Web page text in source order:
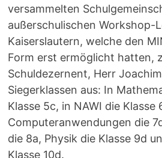
versammelten
außerschulischen Workshop-
Kaiserslautern, welche den
Form erst ermöglicht hatten,
Schuldezernent, Herr
Siegerklassen aus: In
Klasse 5c, in NAWI die Klasse
Computeranwendungen die
die 8a, Physik die Klasse 9d
Klasse 10d.